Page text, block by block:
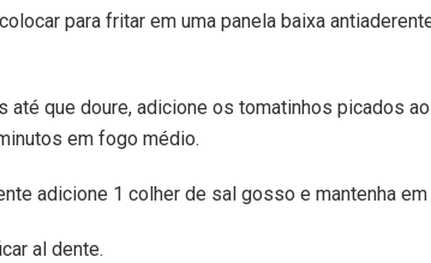
para fritar em uma panela baixa
até que doure, adicione os tomatinhos picados
em fogo médio.
adicione 1 colher de sal gosso e mantenha
al dente.